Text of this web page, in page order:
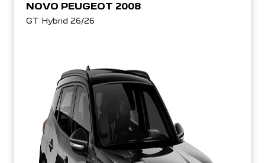
NOVO PEUGEOT 2008
GT Hybrid 26/26